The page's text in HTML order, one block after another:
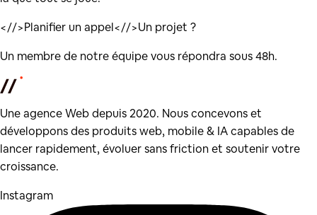
<//>Planifier un appel<//>Un projet ?
Un membre de notre équipe vous répondra sous 48h.
Une agence Web depuis 2020. Nous concevons et
développons des produits web, mobile & IA capables de
lancer rapidement, évoluer sans friction et soutenir votre
croissance.
Instagram